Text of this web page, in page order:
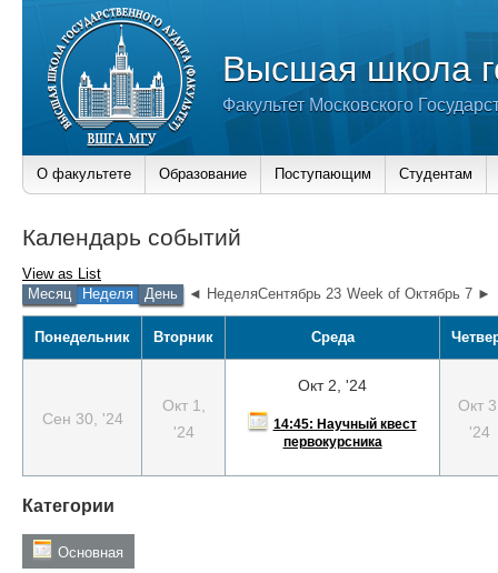
Высшая школа
Факультет Московского
О факультете Образование Поступающим Студентам
Календарь событий
View as List
Месяц
Неделя День ◄ НеделяСентябрь 23 Week of Октябрь 7 ►
Понедельник Вторник Среда
Сен 30, '24
Окт 1,
'24
Окт 2, '24
14:45: Научный квест
первокурсника
Окт
'24
Категории
Основная